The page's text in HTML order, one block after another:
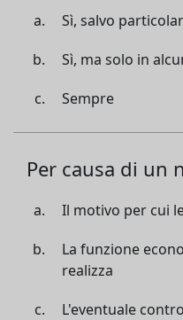
Sì, salvo
Sì, ma solo in
Sempre
Per causa di un
Il motivo per cui
La funzione
realizza
L'eventuale